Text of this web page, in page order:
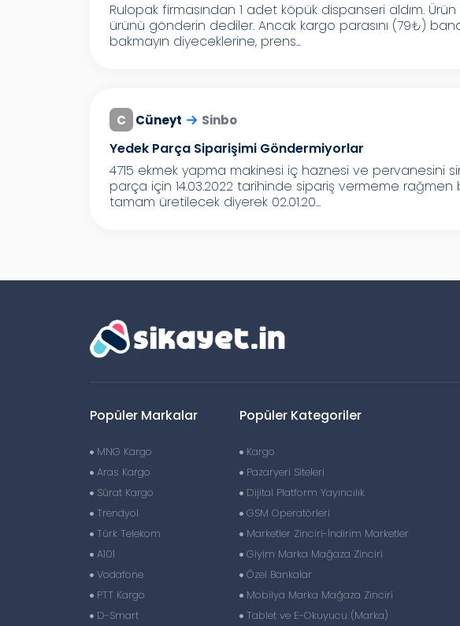
Rulopak firmasından 1 adet köpük dispanseri aldım. Ürün
ürünü gönderin dediler. Ancak kargo parasını (79₺)
bakmayın diyeceklerine, prens...
C Cüneyt Sinbo
Yedek Parça Siparişimi Göndermiyorlar
4715 ekmek yapma makinesi iç haznesi ve pervanesini
parça için 14.03.2022 tarihinde sipariş vermeme
tamam üretilecek diyerek 02.01.20...
Popüler Markalar
MNG Kargo
Aras Kargo
Sürat Kargo
Trendyol
Türk Telekom
A101
Vodafone
PTT Kargo
D-Smart
Popüler Kategoriler
Kargo
Pazaryeri Siteleri
Dijital Platform Yayıncılık
GSM Operatörleri
Marketler Zinciri-İndirim Marketler
Giyim Marka Mağaza Zinciri
Özel Bankalar
Mobilya Marka Mağaza Zinciri
Tablet ve E-Okuyucu (Marka)